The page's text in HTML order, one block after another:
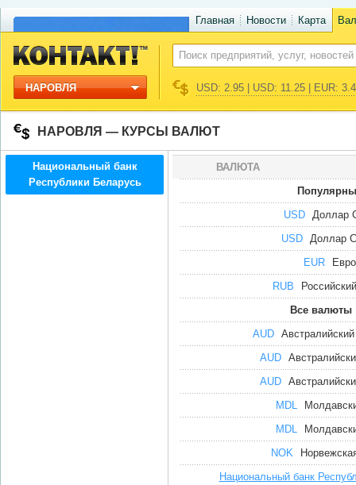
Главная Новости Карта
НАРОВЛЯ USD: 2.95 | USD: 11.25 | EUR:
НАРОВЛЯ — КУРСЫ ВАЛЮТ
Национальный банк
Республики Беларусь
ВАЛЮТА
USD Доллар
USD
Доллар
EUR
Евро
RUB
Все валюты
AUD
AUD
AUD
MDL
MDL
NOK
Национальный банк